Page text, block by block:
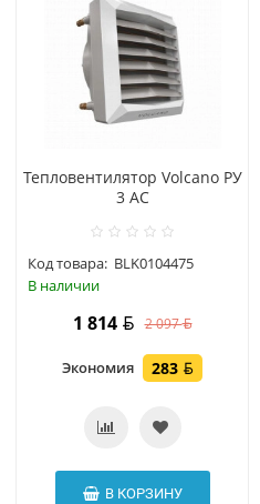
Тепловентилятор Volcano РУ
3 АС
Код товара: BLK0104475
В наличии
1 814 2 097
Экономия 283
В КОРЗИНУ